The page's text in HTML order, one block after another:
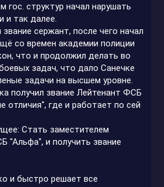
гос. структур начал нарушать
и так далее.
сержант, после чего начал
со времен академии полиции
что и продолжил делать во
задач, что дало Санечке
задачи на высшем уровне.
получил звание Лейтенант ФСБ
отличия", где и работает по сей
Стать заместителем
и получить звание
и быстро решает все